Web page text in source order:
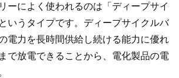
ーによく使われるのは「ディープサイ
いうタイプです。ディープサイクルバ
電力を長時間供給し続ける能力に優れ
で放電できることから、電化製品の電